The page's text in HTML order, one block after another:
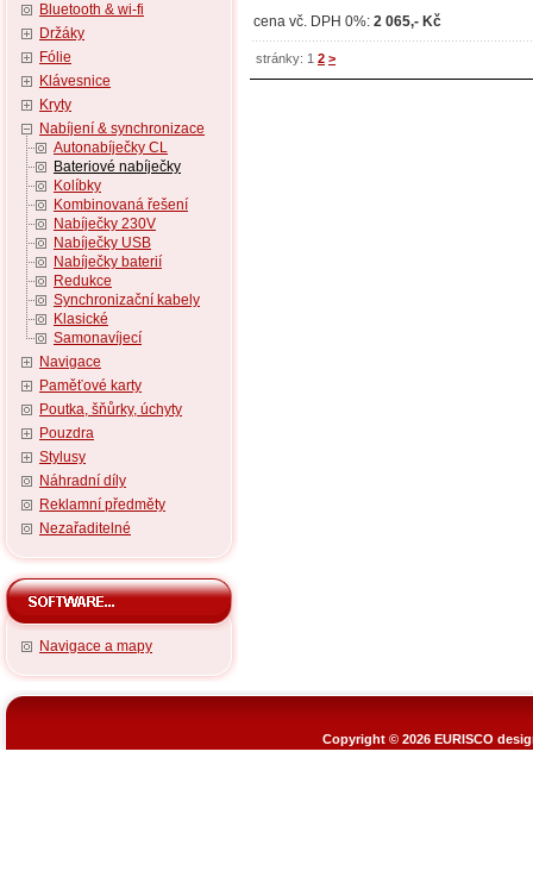
Bluetooth & wi-fi
Držáky
Fólie
Klávesnice
Kryty
Nabíjení & synchronizace
Autonabíječky CL
Bateriové nabíječky
Kolíbky
Kombinovaná řešení
Nabíječky 230V
Nabíječky USB
Nabíječky baterií
Redukce
Synchronizační kabely
Klasické
Samonavíjecí
Navigace
Paměťové karty
Poutka, šňůrky, úchyty
Pouzdra
Stylusy
Náhradní díly
Reklamní předměty
Nezařaditelné
Navigace a mapy
cena vč. DPH 0%: 2 065,- Kč
stránky: 1 2 >
Copyright © 2026 EURISCO